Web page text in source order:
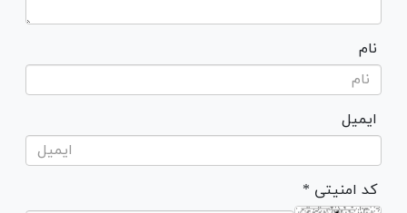
نام
ایمیل
* کد امنیتی